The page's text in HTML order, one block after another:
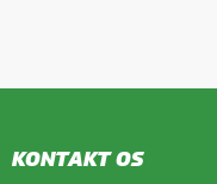
KONTAKT OS